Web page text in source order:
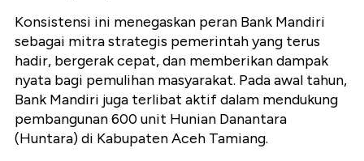
Konsistensi ini menegaskan peran Bank Mandiri
sebagai mitra strategis pemerintah yang terus
hadir, bergerak cepat, dan memberikan dampak
nyata bagi pemulihan masyarakat. Pada awal tahun,
Bank Mandiri juga terlibat aktif dalam mendukung
pembangunan 600 unit Hunian Danantara
(Huntara) di Kabupaten Aceh Tamiang.